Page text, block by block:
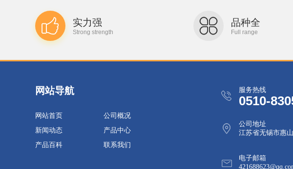
实力强
Strong strength
品种全
Full range
网站导航
网站首页
公司概况
新闻动态
产品中心
产品百科
联系我们
服务热线
0510-
公司地址
江苏省无锡市惠
电子邮箱